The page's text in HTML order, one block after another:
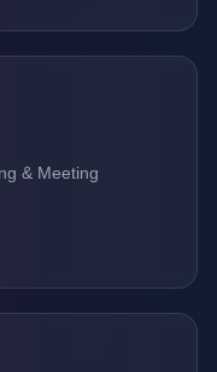
& Meeting